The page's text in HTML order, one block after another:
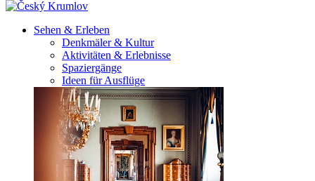
Sehen & Erleben
Denkmäler & Kultur
Aktivitäten & Erlebnisse
Spaziergänge
Ideen für Ausflüge